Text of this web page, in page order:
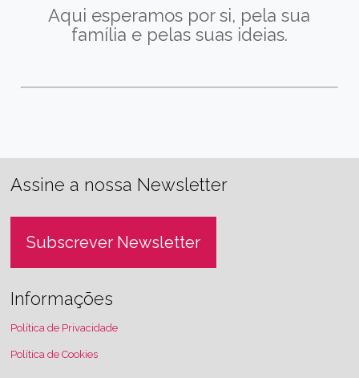
Aqui esperamos por si, pela sua
família e pelas suas ideias.
Assine a nossa Newsletter
Subscrever Newsletter
Informações
Política de Privacidade
Política de Cookies